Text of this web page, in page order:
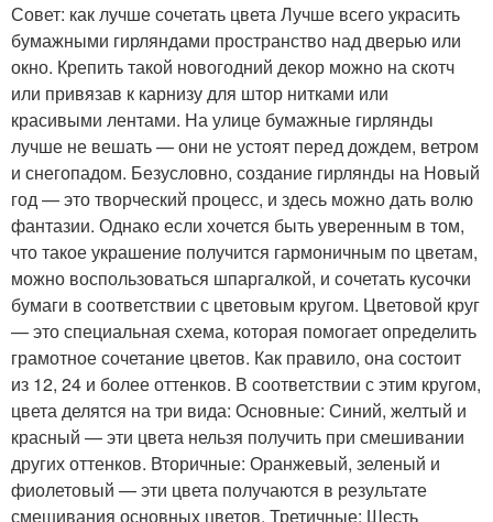
Совет: как лучше сочетать цвета Лучше всего украсить
бумажными гирляндами пространство над дверью или
окно. Крепить такой новогодний декор можно на скотч
или привязав к карнизу для штор нитками или
красивыми лентами. На улице бумажные гирлянды
лучше не вешать — они не устоят перед дождем, ветром
и снегопадом. Безусловно, создание гирлянды на Новый
год — это творческий процесс, и здесь можно дать волю
фантазии. Однако если хочется быть уверенным в том,
что такое украшение получится гармоничным по цветам,
можно воспользоваться шпаргалкой, и сочетать кусочки
бумаги в соответствии с цветовым кругом. Цветовой круг
— это специальная схема, которая помогает определить
грамотное сочетание цветов. Как правило, она состоит
из 12, 24 и более оттенков. В соответствии с этим кругом,
цвета делятся на три вида: Основные: Синий, желтый и
красный — эти цвета нельзя получить при смешивании
других оттенков. Вторичные: Оранжевый, зеленый и
фиолетовый — эти цвета получаются в результате
смешивания основных цветов. Третичные: Шесть